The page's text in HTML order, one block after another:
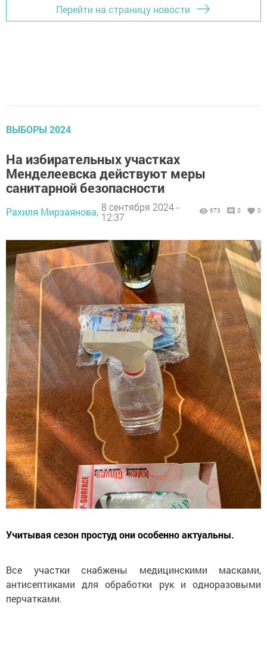
Перейти на страницу новости
ВЫБОРЫ 2024
На избирательных участках
Менделеевска действуют меры
санитарной безопасности
Рахиля Мирзаянова, 8 сентября 2024 -
12:37
673 0 0
Учитывая сезон простуд они особенно актуальны.
Все участки снабжены медицинскими масками,
антисептиками для обработки рук и одноразовыми
перчатками.